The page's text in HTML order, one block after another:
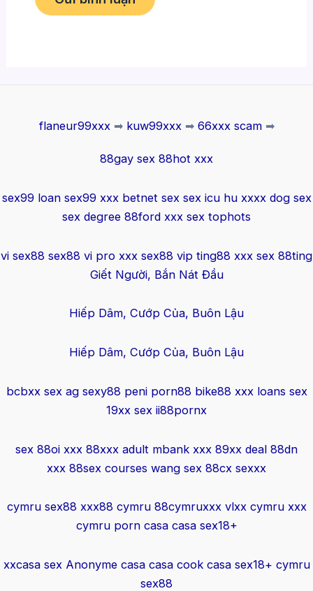
flaneur99xxx➡ kuw99xxx➡ 66xxx scam➡
88gay sex 88hot xxx
sex99 loan sex99 xxx betnet sex sex icu hu xxxx dog sex
sex degree 88ford xxx sex tophots
vi sex88 sex88 vi pro xxx sex88 vip ting88 xxx sex 88ting
Giết Người, Bắn Nát Đầu
Hiếp Dâm, Cướp Của, Buôn Lậu
Hiếp Dâm, Cướp Của, Buôn Lậu
bcbxx sex ag sexy88 peni porn88 bike88 xxx loans sex
19xx sex ii88pornx
sex 88oi xxx 88xxx adult mbank xxx 89xx deal 88dn
xxx 88sex courses wang sex 88cx sexxx
cymru sex88 xxx88 cymru 88cymruxxx vlxx cymru xxx
cymru porn casa casa sex18+
xxcasa sex Anonyme casa casa cook casa sex18+ cymru
sex88